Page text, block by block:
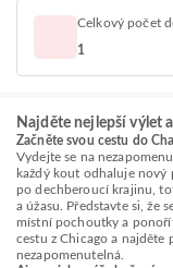
Celkový počet
1
Najděte nejlepší výlet
Začněte svou cestu do
Vydejte se na
každý kout odhaluje
po dechberoucí krajinu,
a úžasu. Představte si, že
místní pochoutky a
cestu z Chicago a najděte
nezapomenutelná.